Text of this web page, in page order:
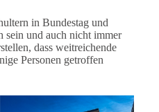
in Bundestag und
sein und auch nicht immer
dass weitreichende
Personen getroffen